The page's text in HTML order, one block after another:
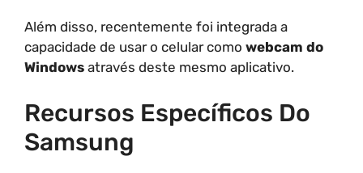
Além disso, recentemente foi integrada a
capacidade de usar o celular como webcam do
Windows através deste mesmo aplicativo.
Recursos Específicos Do
Samsung